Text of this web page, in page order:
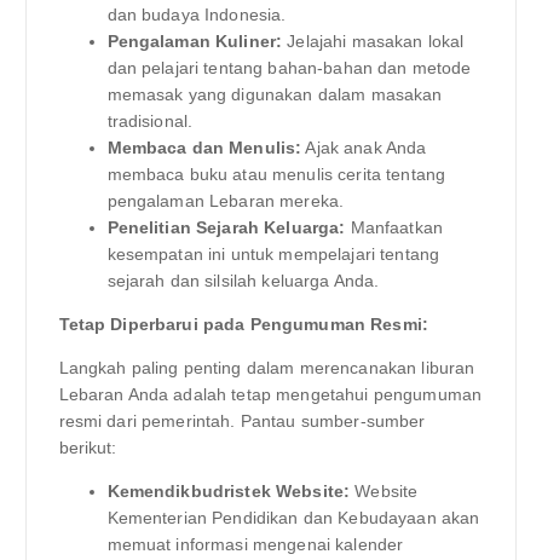
dan budaya Indonesia.
Pengalaman Kuliner: Jelajahi masakan lokal
dan pelajari tentang bahan-bahan dan metode
memasak yang digunakan dalam masakan
tradisional.
Membaca dan Menulis: Ajak anak Anda
membaca buku atau menulis cerita tentang
pengalaman Lebaran mereka.
Penelitian Sejarah Keluarga: Manfaatkan
kesempatan ini untuk mempelajari tentang
sejarah dan silsilah keluarga Anda.
Tetap Diperbarui pada Pengumuman Resmi:
Langkah paling penting dalam merencanakan liburan
Lebaran Anda adalah tetap mengetahui pengumuman
resmi dari pemerintah. Pantau sumber-sumber
berikut:
Kemendikbudristek Website: Website
Kementerian Pendidikan dan Kebudayaan akan
memuat informasi mengenai kalender